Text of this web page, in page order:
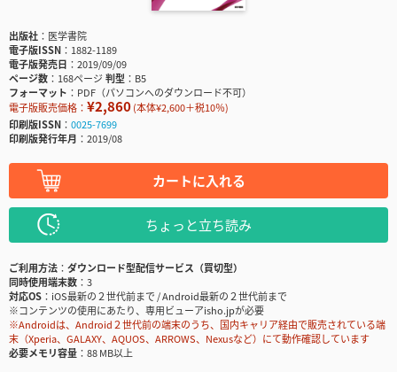
出版社
医学書院
電子版ISSN
1882-1189
電子版発売日
2019/09/09
ページ数
168ページ判型
B5
フォーマット
PDF（パソコンへのダウンロード不可）
電子版販売価格： ¥2,860(本体¥2,600＋税10％)
印刷版ISSN
0025-7699
印刷版発行年月
2019/08
カートに入れる
ちょっと立ち読み
ご利用方法
ダウンロード型配信サービス（買切型）
同時使用端末数
3
対応OS
iOS最新の２世代前まで / Android最新の２世代前まで
※コンテンツの使用にあたり、専用ビューアisho.jpが必要
※Androidは、Android２世代前の端末のうち、国内キャリア経由で販売されている端
末（Xperia、GALAXY、AQUOS、ARROWS、Nexusなど）にて動作確認しています
必要メモリ容量
88 MB以上